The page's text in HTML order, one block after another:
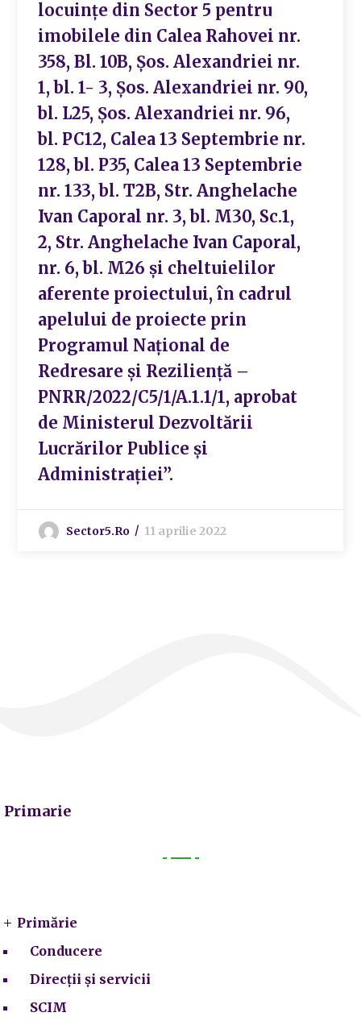
locuințe din Sector 5 pentru
imobilele din Calea Rahovei nr.
358, Bl. 10B, Șos. Alexandriei nr.
1, bl. 1- 3, Șos. Alexandriei nr. 90,
bl. L25, Șos. Alexandriei nr. 96,
bl. PC12, Calea 13 Septembrie nr.
128, bl. P35, Calea 13 Septembrie
nr. 133, bl. T2B, Str. Anghelache
Ivan Caporal nr. 3, bl. M30, Sc.1,
2, Str. Anghelache Ivan Caporal,
nr. 6, bl. M26 și cheltuielilor
aferente proiectului, în cadrul
apelului de proiecte prin
Programul Național de
Redresare și Reziliență –
PNRR/2022/C5/1/A.1.1/1, aprobat
de Ministerul Dezvoltării
Lucrărilor Publice și
Administrației”.
Sector5.ro 11 aprilie 2022
Primarie
Primărie
Conducere
Direcții și servicii
SCIM